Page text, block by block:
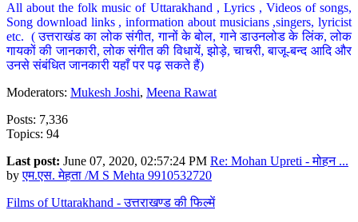
All about the folk music of Uttarakhand , Lyrics , Videos of songs,
Song download links , information about musicians ,singers, lyricist
etc. ( उत्तराखंड का लोक संगीत, गानों के बोल, गाने डाउनलोड के लिंक, लोक
गायकों की जानकारी, लोक संगीत की विधायें, झोड़े, चाचरी, बाजू-बन्द आदि और
उनसे संबंधित जानकारी यहाँ पर पढ़ सकते हैं)
Moderators: Mukesh Joshi, Meena Rawat
Posts: 7,336
Topics: 94
Last post: June 07, 2020, 02:57:24 PM Re: Mohan Upreti - मोहन ...
byएम.एस. मेहता /M S Mehta 9910532720
Films of Uttarakhand - उत्तराखण्ड की फिल्में